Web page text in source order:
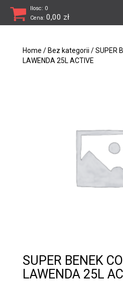
Ilosc: 0
Cena: 0,00 zł
Home / Bez kategorii / SUPER
LAWENDA 25L ACTIVE
SUPER BENEK
LAWENDA 25L